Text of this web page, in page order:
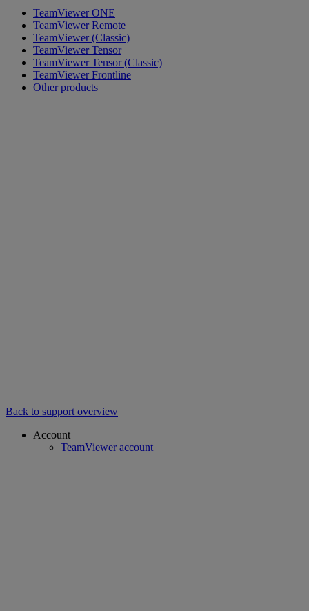
TeamViewer ONE
TeamViewer Remote
TeamViewer (Classic)
TeamViewer Tensor
TeamViewer Tensor (Classic)
TeamViewer Frontline
Other products
Back to support overview
Account
TeamViewer account